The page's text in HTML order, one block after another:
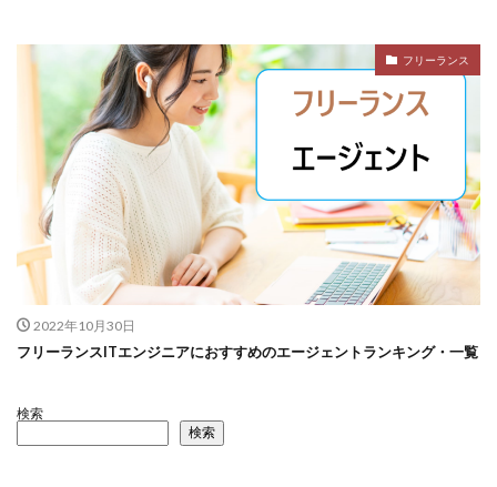
フリーランス
2022年10月30日
フリーランスITエンジニアにおすすめのエージェントランキング・一覧
検索
検索